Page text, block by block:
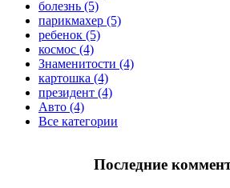
болезнь (5)
парикмахер (5)
ребенок (5)
космос (4)
Знаменитости (4)
картошка (4)
президент (4)
Авто (4)
Все категории
Последние